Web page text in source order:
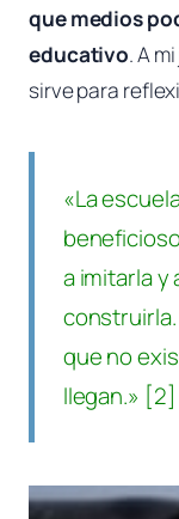
que medios
educativo. A
sirve para
«La
a imitarla y
que no
llegan.» [2]